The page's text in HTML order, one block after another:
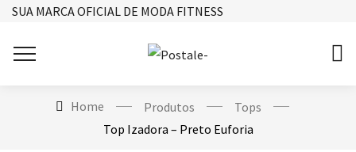
SUA MARCA OFICIAL DE MODA FITNESS
Home Produtos
Tops
Top Izadora – Preto Euforia